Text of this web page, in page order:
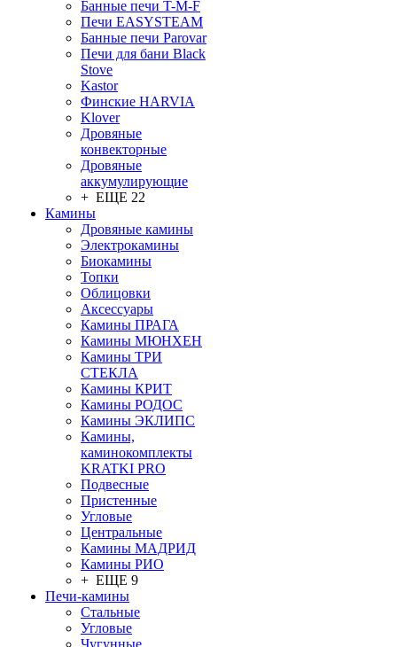
Банные печи T-M-F
Печи EASYSTEAM
Банные печи Parovar
Печи для бани Black
Stove
Kastor
Финские HARVIA
Klover
Дровяные
конвекторные
Дровяные
аккумулирующие
+ ЕЩЕ 22
Камины
Дровяные камины
Электрокамины
Биокамины
Топки
Облицовки
Аксессуары
Камины ПРАГА
Камины МЮНХЕН
Камины ТРИ
СТЕКЛА
Камины КРИТ
Камины РОДОС
Камины ЭКЛИПС
Камины,
каминокомплекты
KRATKI PRO
Подвесные
Пристенные
Угловые
Центральные
Камины МАДРИД
Камины РИО
+ ЕЩЕ 9
Печи-камины
Стальные
Угловые
Чугунные